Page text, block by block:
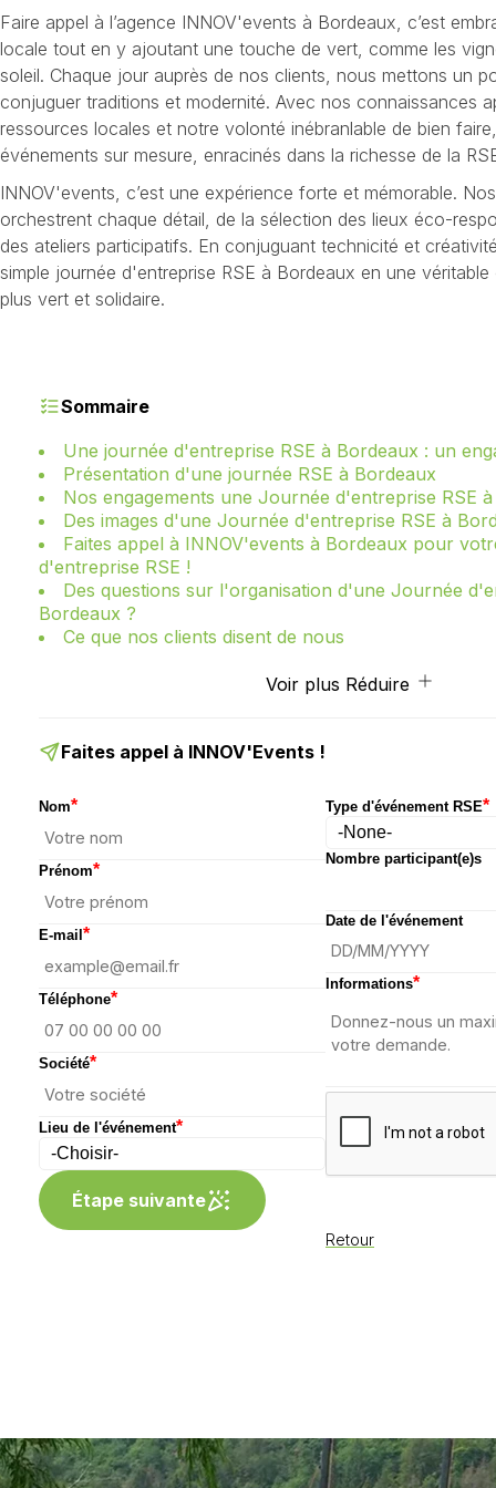
Faire appel à l’agence INNOV'events à Bordeaux, c’est
locale tout en y ajoutant une touche de vert, comme les
soleil. Chaque jour auprès de nos clients, nous mettons un
conjuguer traditions et modernité. Avec nos connaissances
ressources locales et notre volonté inébranlable de bien
événements sur mesure, enracinés dans la richesse de la
INNOV'events, c’est une expérience forte et mémorable.
orchestrent chaque détail, de la sélection des lieux éco-
des ateliers participatifs. En conjuguant technicité et
simple journée d'entreprise RSE à Bordeaux en une
plus vert et solidaire.
Sommaire
Une journée d'entreprise RSE à Bordeaux : un
Présentation d'une journée RSE à Bordeaux
Nos engagements une Journée d'entreprise RSE
Des images d'une Journée d'entreprise RSE à
Faites appel à INNOV'events à Bordeaux pour
d'entreprise RSE !
Des questions sur l'organisation d'une Journée
Bordeaux ?
Ce que nos clients disent de nous
Voir plus Réduire
Faites appel à INNOV'Events !
Nom*
Prénom*
E-mail *
Téléphone*
Société*
Lieu de l'événement*
Étape suivante
Type d'événement RSE*
Nombre participant(e)s
Date de l'événement
Informations*
Retour